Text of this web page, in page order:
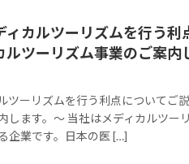
カルツーリズムを行う利
ルツーリズム事業のご案内
ツーリズムを行う利点についてご
します。～ 当社はメディカルツー
企業です。日本の医 […]